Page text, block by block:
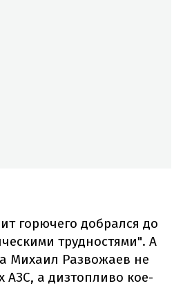
горючего добрался до
трудностями". А
Михаил Развожаев не
АЗС, а дизтопливо кое-